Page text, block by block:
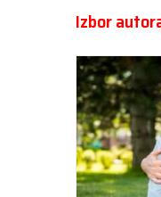
Izbor